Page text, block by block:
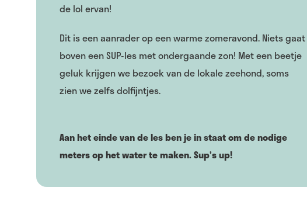
de lol ervan!
Dit is een aanrader op een warme zomeravond. Niets gaat
boven een SUP-les met ondergaande zon! Met een beetje
geluk krijgen we bezoek van de lokale zeehond, soms
zien we zelfs dolfijntjes.
Aan het einde van de les ben je in staat om de nodige
meters op het water te maken. Sup’s up!